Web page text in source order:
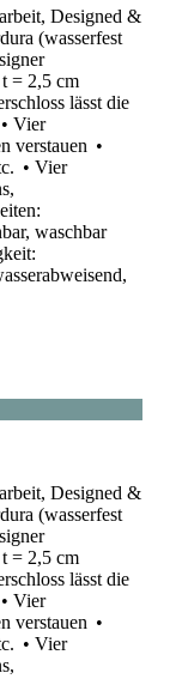
Designed &
(wasserfest
= 2,5 cm
lässt die
Vier
verstauen •
• Vier
waschbar
Designed &
(wasserfest
= 2,5 cm
lässt die
Vier
verstauen •
• Vier